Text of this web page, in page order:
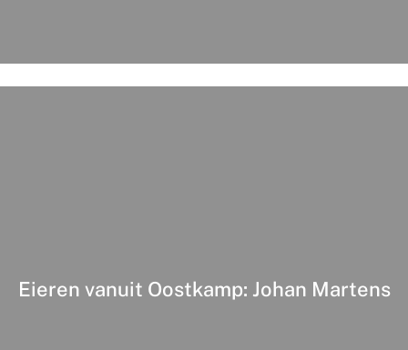
Eieren vanuit Oostkamp: Johan Martens